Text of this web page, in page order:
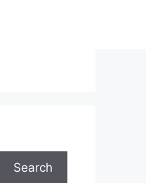
Search